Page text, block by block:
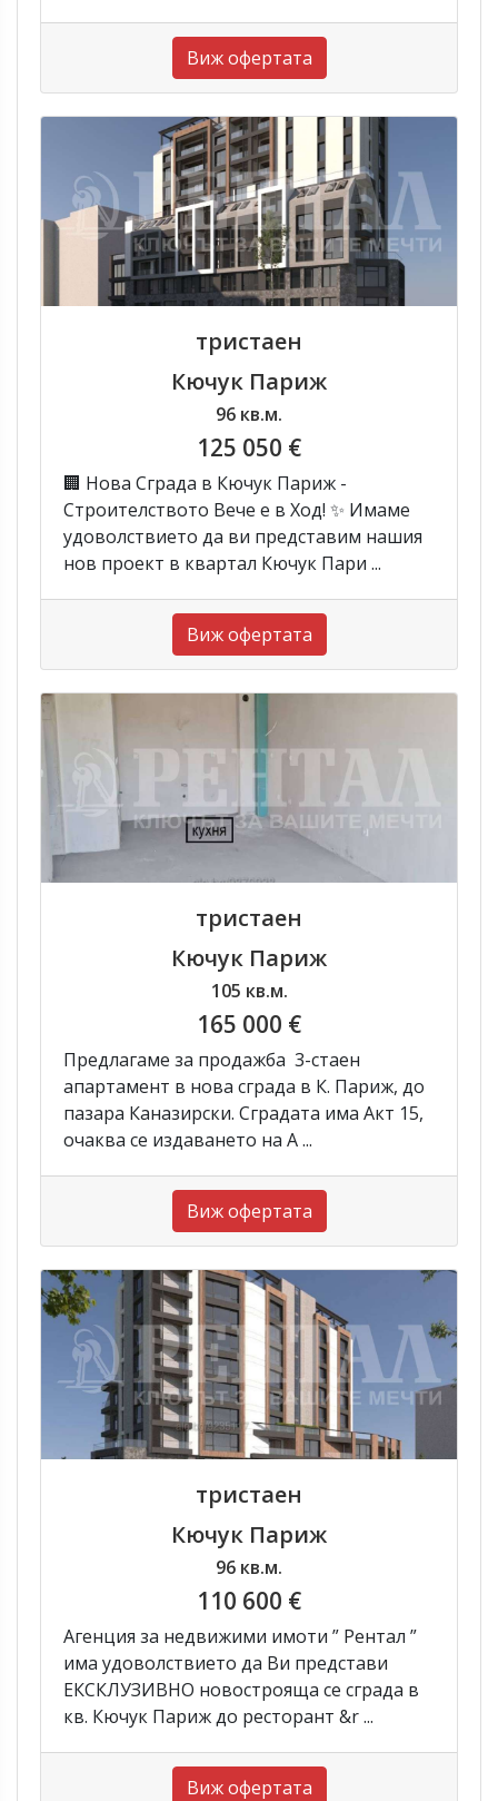
Виж офертата
тристаен
Кючук Париж
96 кв.м.
125 050 €
🏢 Нова Сграда в Кючук Париж -
Строителството Вече е в Ход! ✨ Имаме
удоволствието да ви представим нашия
нов проект в квартал Кючук Пари ...
Виж офертата
тристаен
Кючук Париж
105 кв.м.
165 000 €
Предлагаме за продажба 3-стаен
апартамент в нова сграда в К. Париж, до
пазара Каназирски. Сградата има Акт 15,
очаква се издаването на А ...
Виж офертата
тристаен
Кючук Париж
96 кв.м.
110 600 €
Агенция за недвижими имоти ” Рентал ”
има удоволствието да Ви представи
ЕКСКЛУЗИВНО новострояща се сграда в
кв. Кючук Париж до ресторант &r ...
Виж офертата